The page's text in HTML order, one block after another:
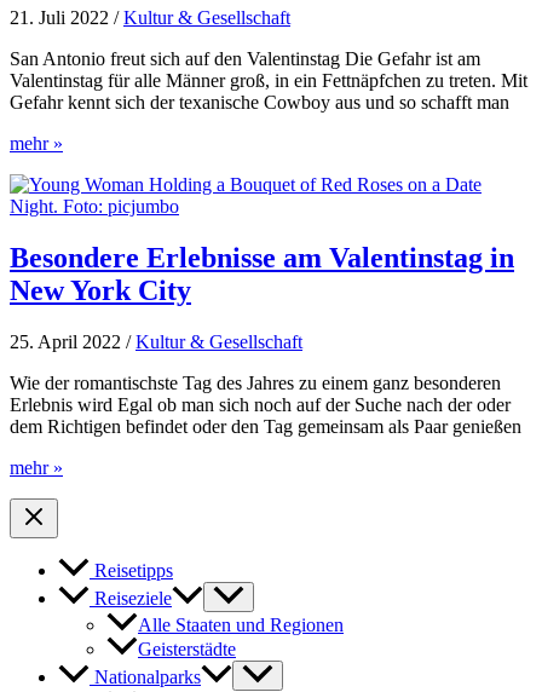
21. Juli 2022 /Kultur & Gesellschaft
San Antonio freut sich auf den Valentinstag Die Gefahr ist am
Valentinstag für alle Männer groß, in ein Fettnäpfchen zu treten. Mit
Gefahr kennt sich der texanische Cowboy aus und so schafft man
Perfekter
in
San
Texas
mehr »
Besondere Erlebnisse am Valentinstag in
New York City
25. April 2022 /Kultur & Gesellschaft
Wie der romantischste Tag des Jahres zu einem ganz besonderen
Erlebnis wird Egal ob man sich noch auf der Suche nach der oder
dem Richtigen befindet oder den Tag gemeinsam als Paar genießen
Besondere
am
Valentinstag
New
York
mehr »
Reisetipps
Reiseziele
Alle Staaten und Regionen
Geisterstädte
Nationalparks